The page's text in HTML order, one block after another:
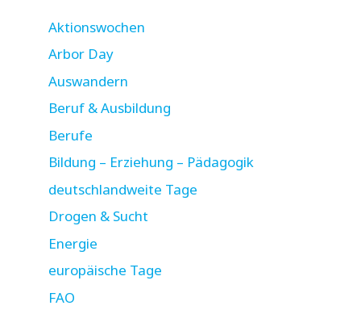
Aktionswochen
Arbor Day
Auswandern
Beruf & Ausbildung
Berufe
Bildung – Erziehung – Pädagogik
deutschlandweite Tage
Drogen & Sucht
Energie
europäische Tage
FAO